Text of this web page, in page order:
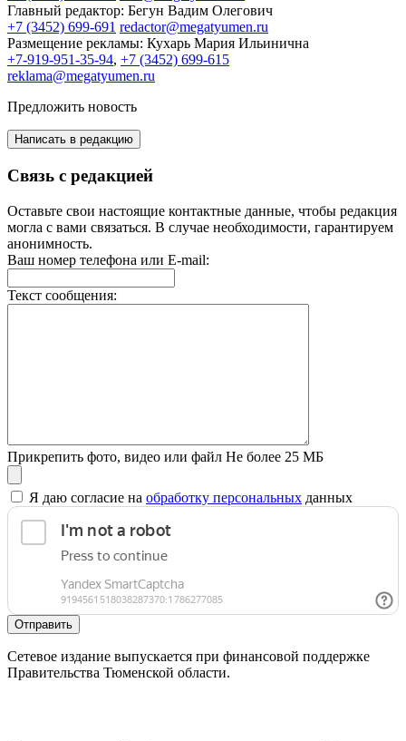
Главный редактор: Бегун Вадим Олегович
+7 (3452) 699-691 redactor@megatyumen.ru
Размещение рекламы: Кухарь Мария Ильинична
+7-919-951-35-94, +7 (3452) 699-615
reklama@megatyumen.ru
Предложить новость
Написать в редакцию
Связь с редакцией
Оставьте свои настоящие контактные данные, чтобы редакция
могла с вами связаться. В случае необходимости, гарантируем
анонимность.
Ваш номер телефона или E-mail:
Текст сообщения:
Прикрепить фото, видео или файл Не более 25 МБ
Я даю согласие на обработку персональных данных
Отправить
Сетевое издание выпускается при финансовой поддержке
Правительства Тюменской области.